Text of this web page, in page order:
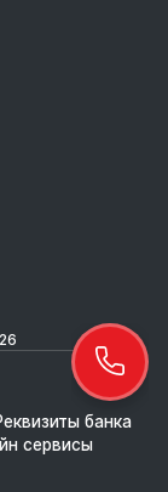
банка
сервисы